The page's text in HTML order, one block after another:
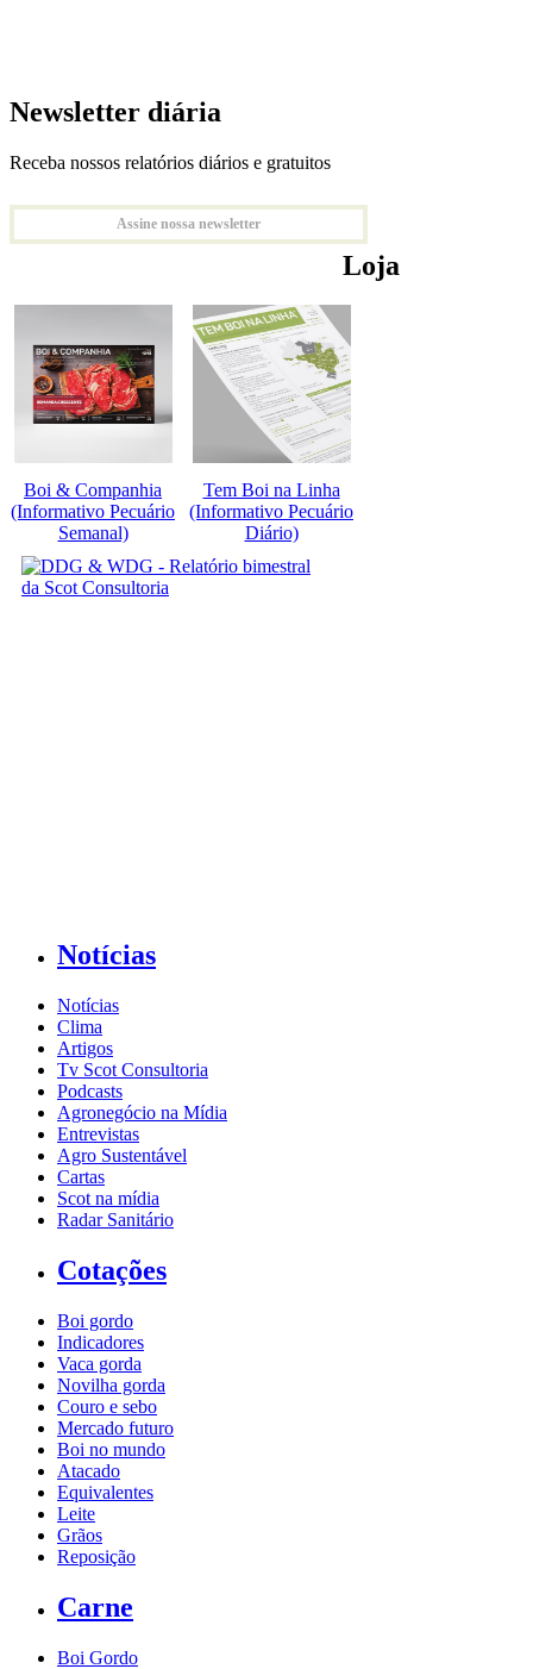
Newsletter diária
Receba nossos relatórios diários e gratuitos
Assine nossa newsletter
Loja
Boi & Companhia
(Informativo Pecuário
Semanal)
Tem Boi na Linha
(Informativo Pecuário
Diário)
Notícias
Notícias
Clima
Artigos
Tv Scot Consultoria
Podcasts
Agronegócio na Mídia
Entrevistas
Agro Sustentável
Cartas
Scot na mídia
Radar Sanitário
Cotações
Boi gordo
Indicadores
Vaca gorda
Novilha gorda
Couro e sebo
Mercado futuro
Boi no mundo
Atacado
Equivalentes
Leite
Grãos
Reposição
Carne
Boi Gordo